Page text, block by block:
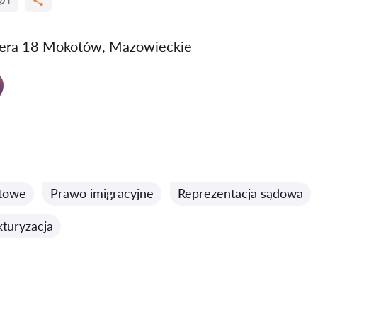
18 Mokotów, Mazowieckie
Prawo imigracyjne Reprezentacja sądowa